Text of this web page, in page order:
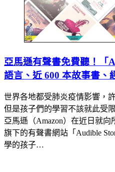
亞馬遜有聲書免費聽！「
語言、近 600 本故事書、
世界各地都受肺炎疫情影響，
但是孩子們的學習不該就此受
亞馬遜（Amazon）在近日就
旗下的有聲書網站「Audible
學的孩子…